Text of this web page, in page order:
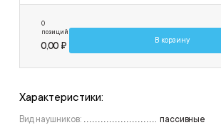
0
позиций
0,00 ₽
В корзину
Характеристики:
Вид наушников:
пассивные